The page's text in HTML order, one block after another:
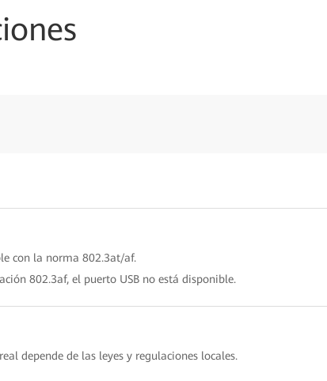
con la norma 802.3at/af.
802.3af, el puerto USB no está disponible.
depende de las leyes y regulaciones locales.